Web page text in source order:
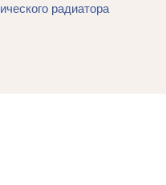
радиатора